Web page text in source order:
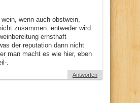
wenn auch obstwein,
zusammen. entweder wird
ernsthaft
der reputation dann nicht
man macht es wie hier, eben
.
Antworten